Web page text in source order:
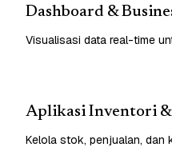
Dashboard &
Visualisasi data real-time
Aplikasi Inventori &
Kelola stok, penjualan, dan